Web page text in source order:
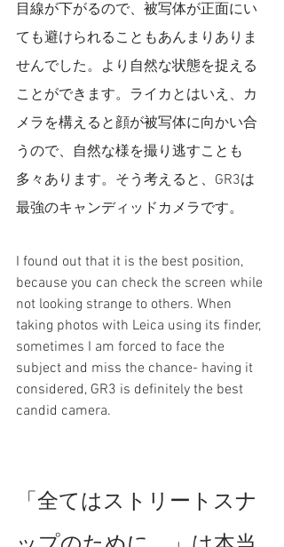
目線が下がるので、被写体が正面にい
ても避けられることもあんまりありま
せんでした。より自然な状態を捉える
ことができます。ライカとはいえ、カ
メラを構えると顔が被写体に向かい合
うので、自然な様を撮り逃すことも
多々あります。そう考えると、GR3は
最強のキャンディッドカメラです。
I found out that it is the best position,
because you can check the screen while
not looking strange to others. When
taking photos with Leica using its finder,
sometimes I am forced to face the
subject and miss the chance- having it
considered, GR3 is definitely the best
candid camera.
「全てはストリートスナ